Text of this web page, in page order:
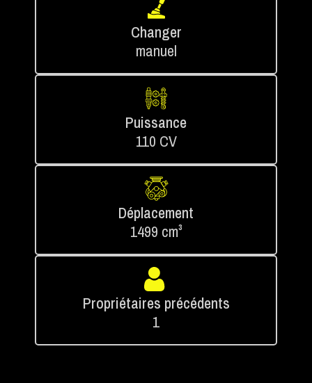
Changer
manuel
Puissance
110 CV
Déplacement
1499 cm³
Propriétaires précédents
1